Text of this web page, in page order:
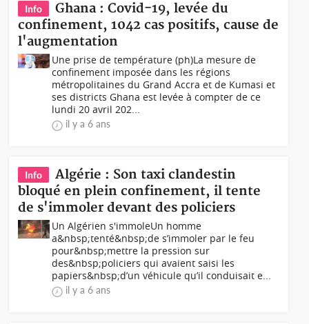
Info
Ghana : Covid-19, levée du
confinement, 1042 cas positifs, cause de
l'augmentation
Une prise de température (ph)La mesure de
confinement imposée dans les régions
métropolitaines du Grand Accra et de Kumasi et
ses districts Ghana est levée à compter de ce
lundi 20 avril 202...
il y a 6 ans
Info
Algérie : Son taxi clandestin
bloqué en plein confinement, il tente
de s'immoler devant des policiers
Un Algérien s'immoleUn homme
a&nbsp;tenté&nbsp;de s’immoler par le feu
pour&nbsp;mettre la pression sur
des&nbsp;policiers qui avaient saisi les
papiers&nbsp;d’un véhicule qu’il conduisait e...
il y a 6 ans